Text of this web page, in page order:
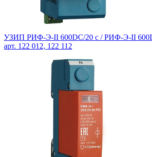
УЗИП РИФ-Э-II 600DC/20 с / РИФ-Э-II
арт. 122 012, 122 112